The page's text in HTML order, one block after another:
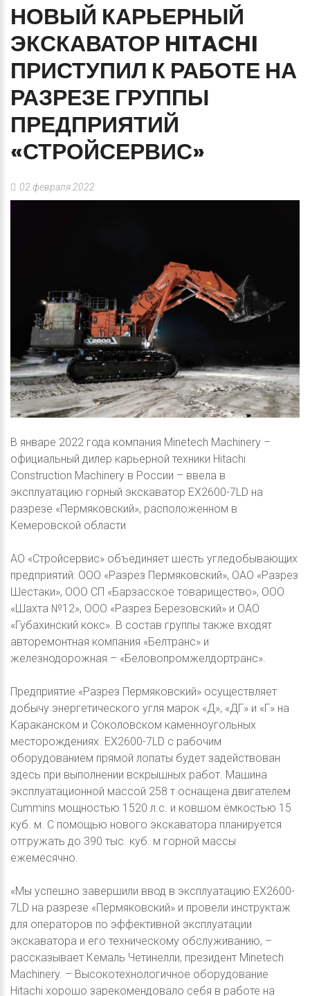
НОВЫЙ КАРЬЕРНЫЙ
ЭКСКАВАТОР HITACHI
ПРИСТУПИЛ К РАБОТЕ НА
РАЗРЕЗЕ ГРУППЫ
ПРЕДПРИЯТИЙ
«СТРОЙСЕРВИС»
02 февраля 2022
В январе 2022 года компания Minetech Machinery –
официальный дилер карьерной техники Hitachi
Construction Machinery в России – ввела в
эксплуатацию горный экскаватор EX2600-7LD на
разрезе «Пермяковский», расположенном в
Кемеровской области
АО «Стройсервис» объединяет шесть угледобывающих
предприятий: ООО «Разрез Пермяковский», ОАО «Разрез
Шестаки», ООО СП «Барзасское товарищество», ООО
«Шахта №12», ООО «Разрез Березовский» и ОАО
«Губахинский кокс». В состав группы также входят
авторемонтная компания «Белтранс» и
железнодорожная – «Беловопромжелдортранс».
Предприятие «Разрез Пермяковский» осуществляет
добычу энергетического угля марок «Д», «ДГ» и «Г» на
Караканском и Соколовском каменноугольных
месторождениях. EX2600-7LD с рабочим
оборудованием прямой лопаты будет задействован
здесь при выполнении вскрышных работ. Машина
эксплуатационной массой 258 т оснащена двигателем
Cummins мощностью 1520 л.с. и ковшом ёмкостью 15
куб. м. С помощью нового экскаватора планируется
отгружать до 390 тыс. куб. м горной массы
ежемесячно.
«Мы успешно завершили ввод в эксплуатацию EX2600-
7LD на разрезе «Пермяковский» и провели инструктаж
для операторов по эффективной эксплуатации
экскаватора и его техническому обслуживанию, –
рассказывает Кемаль Четинелли, президент Minetech
Machinery. – Высокотехнологичное оборудование
Hitachi хорошо зарекомендовало себя в работе на